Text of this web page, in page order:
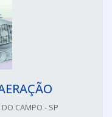
CAMPO - SP